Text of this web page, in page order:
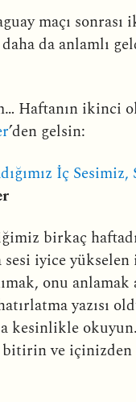
maçı sonrası
da anlamlı
Haftanın ikinci
’den gelsin:
İç Sesimiz,
birkaç
sesi iyice
onu
yazısı
kesinlikle
ve içinizden